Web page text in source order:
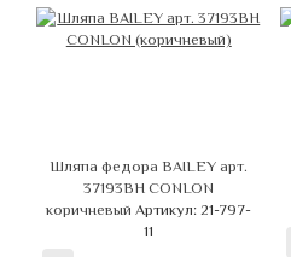
Шляпа федора BAILEY арт.
37193BH CONLON
коричневыйАртикул: 21-797-
11